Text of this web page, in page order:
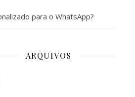
para o WhatsApp?
ARQUIVOS